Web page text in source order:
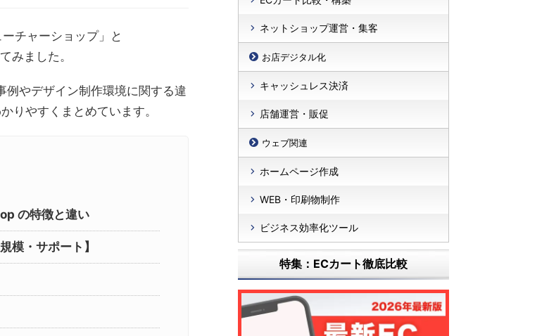
チャーショップ」と
みました。
例やデザイン制作環境に関する違
りやすくまとめています。
の特徴と違い
模・サポート】
ネットショップ運営・集客
お店デジタル化
キャッシュレス決済
店舗運営・販促
ウェブ関連
ホームページ作成
WEB・印刷物制作
ビジネス効率化ツール
特集：ECカート徹底比較